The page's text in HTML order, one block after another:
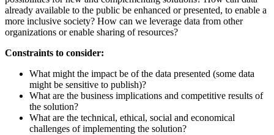
already available to the public be enhanced or presented, to enable a
more inclusive society? How can we leverage data from other
organizations or enable sharing of resources?
Constraints to consider:
What might the impact be of the data presented (some data
might be sensitive to publish)?
What are the business implications and competitive results of
the solution?
What are the technical, ethical, social and economical
challenges of implementing the solution?